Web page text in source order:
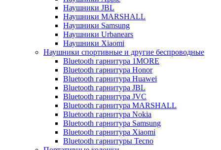
Наушники JBL
Наушники MARSHALL
Наушники Samsung
Наушники Urbanears
Наушники Xiaomi
Наушники спортивные и другие беспроводные
Bluetooth гарнитура 1MORE
Bluetooth гарнитура Honor
Bluetooth гарнитура Huawei
Bluetooth гарнитура JBL
Bluetooth гарнитура JVC
Bluetooth гарнитура MARSHALL
Bluetooth гарнитура Nokia
Bluetooth гарнитура Samsung
Bluetooth гарнитура Xiaomi
Bluetooth гарнитуры Tecno